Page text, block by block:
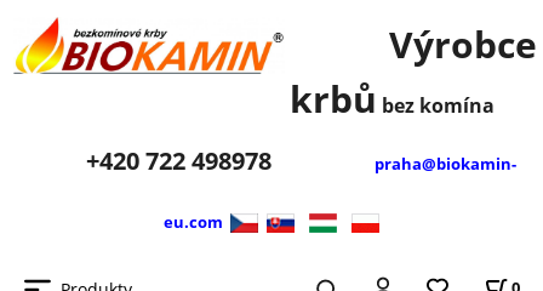
Výrobce
krbů bez komína
+420722 498978 praha@biokamin-
eu.com